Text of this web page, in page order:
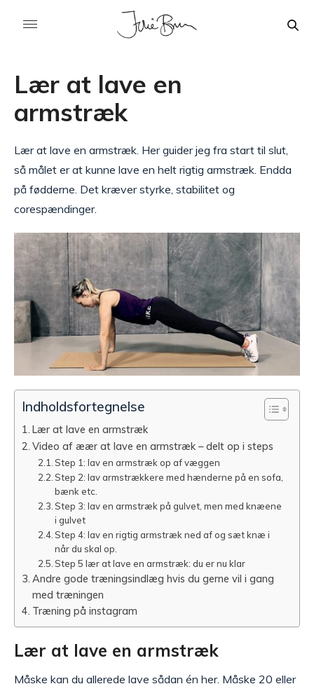
Lær at lave en
armstræk
Lær at lave en armstræk. Her guider jeg fra start til slut,
så målet er at kunne lave en helt rigtig armstræk. Endda
på fødderne. Det kræver styrke, stabilitet og
corespændinger.
Indholdsfortegnelse
Lær at lave en armstræk
Video af æær at lave en armstræk – delt op i steps
Step 1: lav en armstræk op af væggen
Step 2: lav armstrækkere med hænderne på en sofa,
bænk etc.
Step 3: lav en armstræk på gulvet, men med knæene
i gulvet
Step 4: lav en rigtig armstræk ned af og sæt knæ i
når du skal op.
Step 5 lær at lave en armstræk: du er nu klar
Andre gode træningsindlæg hvis du gerne vil i gang
med træningen
Træning på instagram
Lær at lave en armstræk
Måske kan du allerede lave sådan én her. Måske 20 eller